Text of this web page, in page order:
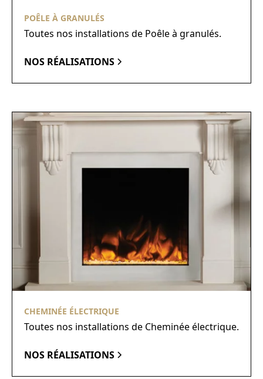
POÊLE À GRANULÉS
Toutes nos installations de Poêle à granulés.
NOS RÉALISATIONS
CHEMINÉE ÉLECTRIQUE
Toutes nos installations de Cheminée électrique.
NOS RÉALISATIONS